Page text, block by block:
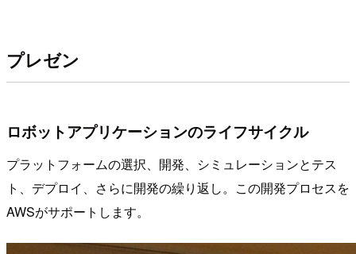
プレゼン
ロボットアプリケーションのライフサイクル
プラットフォームの選択、開発、シミュレーションとテス
ト、デプロイ、さらに開発の繰り返し。この開発プロセスを
AWSがサポートします。